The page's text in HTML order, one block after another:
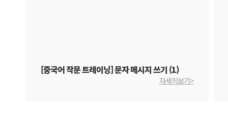
[중국어 작문 트레이닝] 문자 메시지 쓰기 (1)
자세히보기>